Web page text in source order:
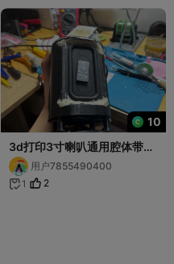
10
3d打印3寸喇叭通用腔体带导
音锥 用户7855490400
 1 2